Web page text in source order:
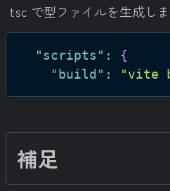
tsc で型ファイルを生成し
"scripts" :
{
"build" : "vite
補足